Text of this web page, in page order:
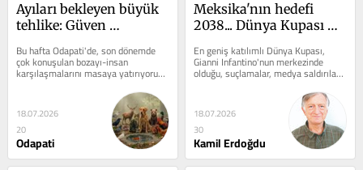
Ayıları bekleyen büyük
tehlike: Güven
anlattı
Bu hafta Odapati'de, son dönemde
çok konuşulan bozayı-insan
karşılaşmalarını masaya yatırıyoruz.
İzmir'de bir kişinin ayı...
18.07.2026
20
Odapati
Meksika'nın hedefi
2038... Dünya Kupası
En geniş katılımlı Dünya Kupası,
Gianni Infantino'nun merkezinde
olduğu, suçlamalar, medya saldırıları,
şikâyetler ve yönetim...
18.07.2026
30
Kamil Erdoğdu